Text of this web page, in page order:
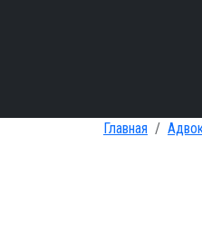
Главная